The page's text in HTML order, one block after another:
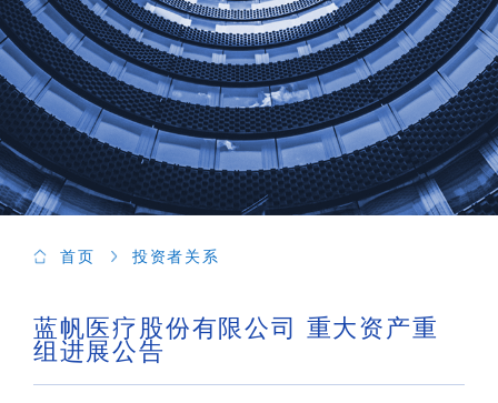
首页 投资者关系
蓝帆医疗股份有限公司 重大资产重
组进展公告